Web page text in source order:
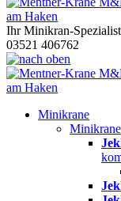
Ihr Minikran-Spezialist
03521 406762
Minikrane
Minikrane